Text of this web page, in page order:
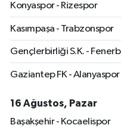
Konyaspor - Rizespor
Kasımpaşa - Trabzonspor
Gençlerbirliği S.K. -
Gaziantep FK - Alanyaspor
16 Ağustos, Pazar
Başakşehir - Kocaelispor